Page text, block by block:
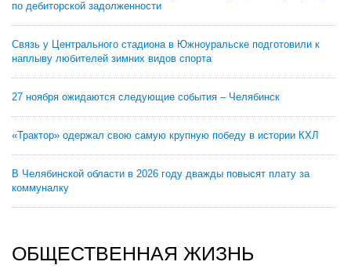
по дебиторской задолженности
Связь у Центрального стадиона в Южноуральске подготовили к
наплыву любителей зимних видов спорта
27 ноября ожидаются следующие события – Челябинск
«Трактор» одержал свою самую крупную победу в истории КХЛ
В Челябинской области в 2026 году дважды повысят плату за
коммуналку
ОБЩЕСТВЕННАЯ ЖИЗНЬ